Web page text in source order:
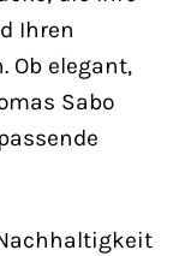
Ihren
elegant,
Sabo